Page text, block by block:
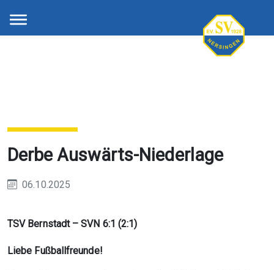
Derbe Auswärts-Niederlage
06.10.2025
TSV Bernstadt – SVN 6:1 (2:1)
Liebe Fußballfreunde!